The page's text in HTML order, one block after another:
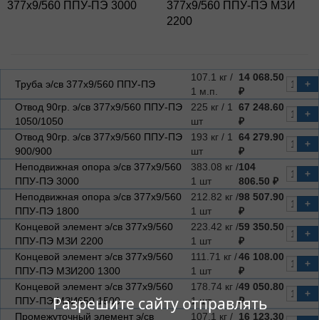
Разрешите сайту отправлять
377х9/560 ППУ-ПЭ 3000
377х9/560 ППУ-ПЭ МЗИ
2200
Труба э/св 377х9/560 ППУ-ПЭ
107.1 кг /
1 м.п.
14 068.50
₽
+
Отвод 90гр. э/св 377х9/560 ППУ-ПЭ
1050/1050
225 кг / 1
шт
67 248.60
₽
+
Отвод 90гр. э/св 377х9/560 ППУ-ПЭ
900/900
193 кг / 1
шт
64 279.90
₽
+
Неподвижная опора э/св 377х9/560
ППУ-ПЭ 3000
383.08 кг /
1 шт
104
806.50 ₽
+
Неподвижная опора э/св 377х9/560
ППУ-ПЭ 1800
212.82 кг /
1 шт
98 507.90
₽
+
Концевой элемент э/св 377х9/560
ППУ-ПЭ МЗИ 2200
223.42 кг /
1 шт
59 350.50
₽
+
Концевой элемент э/св 377х9/560
ППУ-ПЭ МЗИ200 1300
111.71 кг /
1 шт
46 108.00
₽
+
Концевой элемент э/св 377х9/560
ППУ-ПЭ МЗИ650 1500
178.74 кг /
1 шт
49 050.80
₽
+
Промежуточный элемент э/св
107.1 кг / 16 123.30